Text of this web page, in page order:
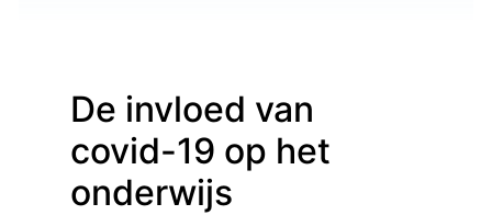
De invloed van
covid-19 op het
onderwijs